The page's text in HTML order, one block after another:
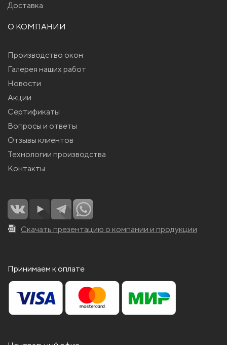
Доставка
О КОМПАНИИ
Производство окон
Галерея наших работ
Новости
Акции
Сертификаты
Вопросы и ответы
Отзывы клиентов
Технологии производства
Контакты
Скачать презентацию о компании и продукции
Принимаем к оплате